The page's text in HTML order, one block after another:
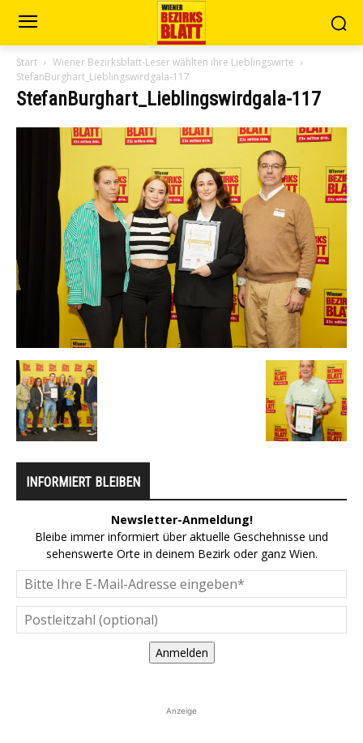
Start
Wiener Bezirksblatt-Leser wählten ihre Lieblingswirte
StefanBurghart_Lieblingswirdgala-117
StefanBurghart_Lieblingswirdgala-117
INFORMIERT BLEIBEN
Newsletter-Anmeldung!
Bleibe immer informiert über aktuelle Geschehnisse und
sehenswerte Orte in deinem Bezirk oder ganz Wien.
Anmelden
Anzeige